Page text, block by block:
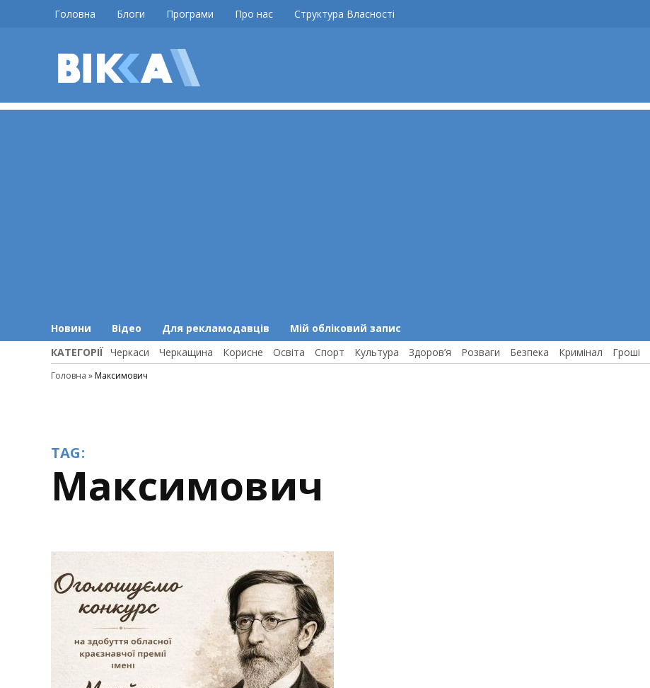
Головна Блоги Програми Про нас Структура Власності
Новини Відео Для рекламодавців Мій обліковий запис
КАТЕГОРІЇ Черкаси Черкащина Корисне Освіта Спорт Культура Здоров’я Розваги Безпека Кримінал Гроші
Головна » Максимович
TAG:
Максимович